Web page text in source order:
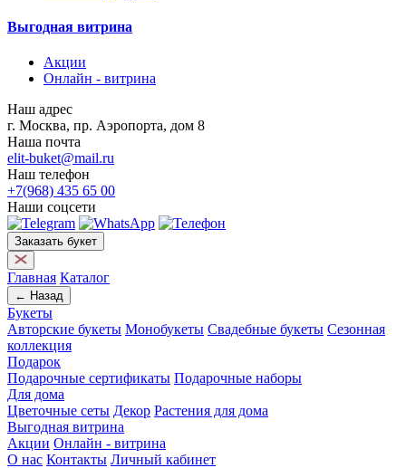
Выгодная витрина
Акции
Онлайн - витрина
Наш адрес
г. Москва, пр. Аэропорта, дом 8
Наша почта
elit-buket@mail.ru
Наш телефон
+7(968) 435 65 00
Наши соцсети
Заказать букет
Главная Каталог
← Назад
Букеты
Авторские букеты Монобукеты Свадебные букеты Сезонная
коллекция
Подарок
Подарочные сертификаты Подарочные наборы
Для дома
Цветочные сеты Декор Растения для дома
Выгодная витрина
Акции Онлайн - витрина
О нас Контакты Личный кабинет